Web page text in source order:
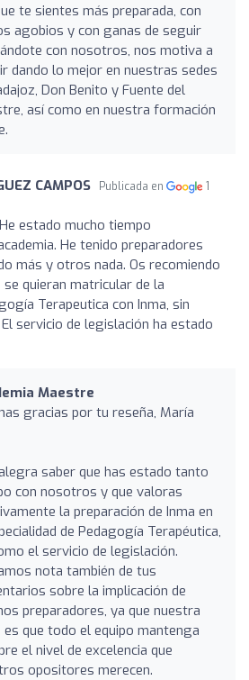
te sientes más preparada, con
agobios y con ganas de seguir
con nosotros, nos motiva a
dando lo mejor en nuestras sedes
Don Benito y Fuente del
así como en nuestra formación
CAMPOS Publicada en
1
He estado mucho tiempo
He tenido preparadores
más y otros nada. Os recomiendo
quieran matricular de la
Terapeutica con Inma, sin
servicio de legislación ha estado
Maestre
gracias por tu reseña, María
saber que has estado tanto
con nosotros y que valoras
la preparación de Inma en
de Pedagogía Terapéutica,
el servicio de legislación.
nota también de tus
sobre la implicación de
preparadores, ya que nuestra
es que todo el equipo mantenga
el nivel de excelencia que
opositores merecen.